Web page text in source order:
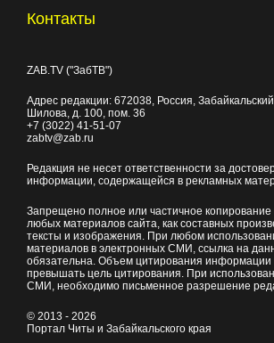
Контакты
ZAB.TV ("ЗабТВ")
Адрес редакции: 672038, Россия, Забайкальский
Шилова, д. 100, пом. 36
+7 (3022) 41-51-07
zabtv@zab.ru
Редакция не несет ответственности за
информации, содержащейся в рекламных
Запрещено полное или частичное копирование
любых материалов сайта, как составных
тексты и изображения. При любом
материалов в электронных СМИ, ссылка на
обязательна. Объем цитирования информации
превышать цель цитирования. При
СМИ, необходимо письменное разрешение
© 2013 - 2026
Портал Читы и Забайкальского края